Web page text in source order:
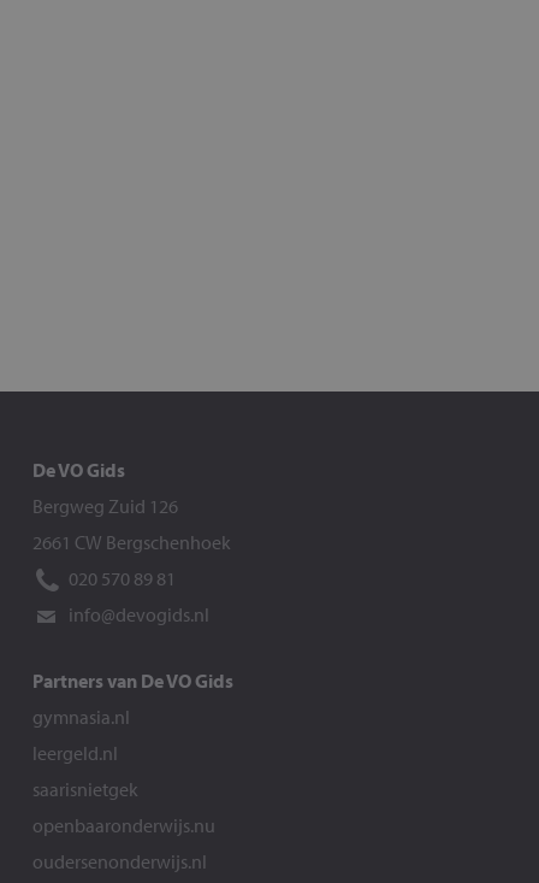
De VO Gids
Bergweg Zuid 126
2661 CW Bergschenhoek
020 570 89 81
info@devogids.nl
Partners van De VO Gids
gymnasia.nl
leergeld.nl
saarisnietgek
openbaaronderwijs.nu
oudersenonderwijs.nl